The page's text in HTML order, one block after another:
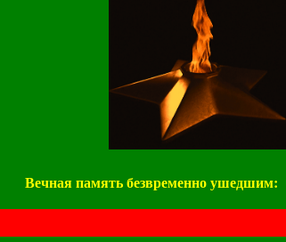
Вечная память безвременно ушедшим: